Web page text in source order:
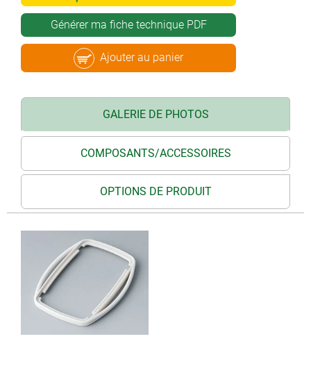
Générer ma fiche technique PDF
Ajouter au panier
GALERIE DE PHOTOS
COMPOSANTS/ACCESSOIRES
OPTIONS DE PRODUIT